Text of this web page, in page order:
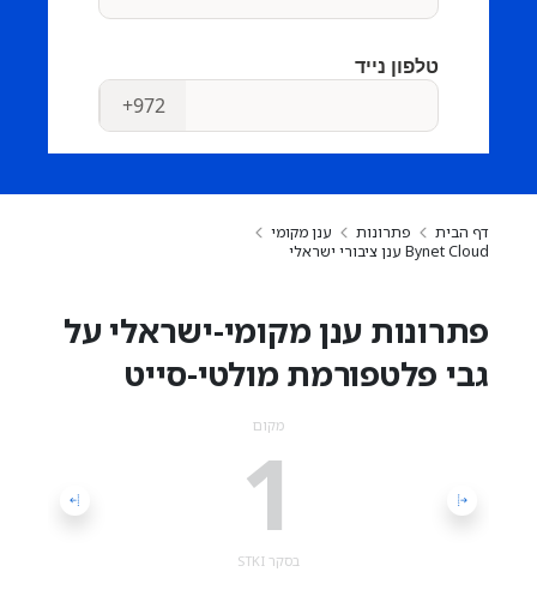
דף הבית פתרונות
ענן מקומי
Bynet Cloud ענן ציבורי ישראלי
פתרונות ענן מקומי-ישראלי על
גבי פלטפורמת מולטי-סייט
מקום
1
בסקר STKI